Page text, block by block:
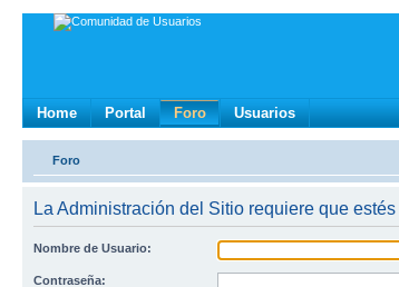
Home Portal Foro Usuarios
Foro
La Administración del Sitio requiere que
Nombre de Usuario:
Contraseña: